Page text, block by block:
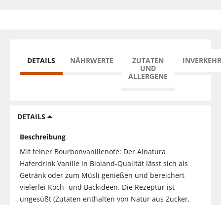
DETAILS NÄHRWERTE
ZUTATEN
UND
ALLERGENE
DETAILS
Beschreibung
Mit feiner Bourbonvanillenote: Der Alnatura
Haferdrink Vanille in Bioland-Qualität lässt sich als
Getränk oder zum Müsli genießen und bereichert
vielerlei Koch- und Backideen. Die Rezeptur ist
ungesüßt (Zutaten enthalten von Natur aus Zucker,